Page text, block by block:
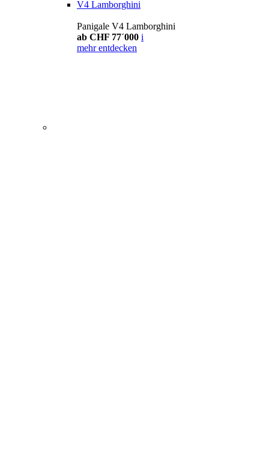
V4 Lamborghini
Panigale V4 Lamborghini
ab CHF 77´000 i
mehr entdecken